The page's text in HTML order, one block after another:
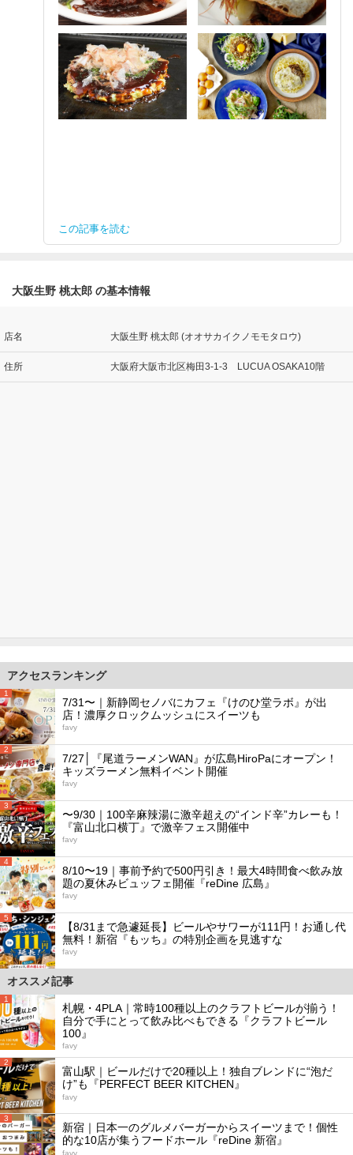
この記事を読む
大阪生野 桃太郎 の基本情報
店名 大阪生野 桃太郎 (オオサカイクノモモタロウ)
住所 大阪府大阪市北区梅田3-1-3 LUCUA OSAKA10階
アクセスランキング
1
7/31〜｜新静岡セノバにカフェ『けのひ堂ラボ』が出
店！濃厚クロックムッシュにスイーツも
favy
2
7/27│『尾道ラーメンWAN』が広島HiroPaにオープン！
キッズラーメン無料イベント開催
favy
3
〜9/30｜100辛麻辣湯に激辛超えの“インド辛”カレーも！
『富山北口横丁』で激辛フェス開催中
favy
4
8/10〜19｜事前予約で500円引き！最大4時間食べ飲み放
題の夏休みビュッフェ開催『reDine 広島』
favy
5
【8/31まで急遽延長】ビールやサワーが111円！お通し代
無料！新宿『もッち』の特別企画を見逃すな
favy
オススメ記事
1
札幌・4PLA｜常時100種以上のクラフトビールが揃う！
自分で手にとって飲み比べもできる『クラフトビール
100』
favy
2
富山駅｜ビールだけで20種以上！独自ブレンドに“泡だ
け”も『PERFECT BEER KITCHEN』
favy
3
新宿｜日本一のグルメバーガーからスイーツまで！個性
的な10店が集うフードホール『reDine 新宿』
favy